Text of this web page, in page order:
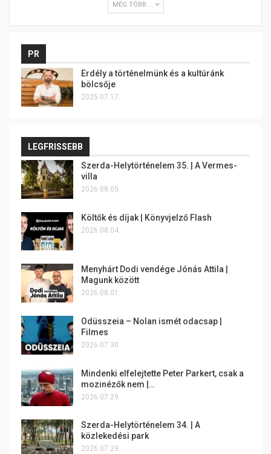
MÉG TÖBB...
PR
Erdély a történelmünk és a kultúránk
bölcsője
2025.07.17.
LEGFRISSEBB
Szerda-Helytörténelem 35. | A Vermes-
villa
2026.08.05.
Költők és díjak | Könyvjelző Flash
2026.08.04.
Menyhárt Dodi vendége Jónás Attila |
Magunk között
2026.08.01.
Odüsszeia – Nolan ismét odacsap |
Filmes
2026.07.30.
Mindenki elfelejtette Peter Parkert, csak a
mozinézők nem |…
2026.07.29.
Szerda-Helytörténelem 34. | A
közlekedési park
2026.07.29.